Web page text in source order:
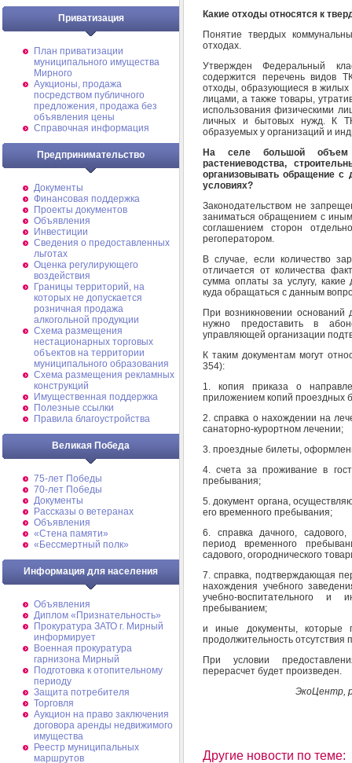
Приватизация
План приватизации
муниципального имущества
Мирного
Аукционы, продажа
посредством публичного
предложения, продажа без
объявления цены
Справочная информация
Предпринимательство
Документы
Финансовая поддержка
Проекты документов
Объявления
Инвестиции
Сведения о предоставленных
льготах
Оценка регулирующего
воздействия
Границы территорий, на
которых не допускается
розничная продажа
алкогольной продукции
Схема размещения
нестационарных торговых
объектов на территории
муниципального образования
Схема размещения рекламных
конструкций
Имущественная поддержка
Полезные ссылки
Правила благоустройства
Великая Победа
75-лет Победы
70-лет Победы
Документы
Рассказы о ветеранах
Объявления
«Стена памяти»
«Бессмертный полк»
Информация для населения
Объявления
Диплом «Признательность»
Прокуратура ЗАТО г. Мирный
информирует
Военная прокуратура
гарнизона Мирный
Подготовка к отопительному
периоду
Защита потребителя
Торговля
Аукцион на право заключения
договора аренды недвижимого
имущества
Реестр муниципальных
маршрутов
Какие отходы относятся к
Понятие твердых
отходах.
Утвержден Федеральный
содержится перечень видов
отходы, образующиеся в жилых
лицами, а также товары,
использования физическими
личных и бытовых нужд. К
образуемых у организаций и
На селе большой объем
растениеводства,
организовывать обращение
условиях?
Законодательством не
заниматься обращением с
соглашением сторон
регоператором.
В случае, если количество
отличается от количества
сумма оплаты за услугу,
куда обращаться c данным
При возникновении оснований
нужно предоставить в
управляющей организации
К таким документам могут
354):
1. копия приказа о
приложением копий проездных
2. справка о нахождении на
санаторно-курортном лечении;
3. проездные билеты,
4. счета за проживание в
пребывания;
5. документ органа,
его временного пребывания;
6. справка дачного,
период временного
садового, огороднического
7. справка, подтверждающая
нахождения учебного
учебно-воспитательного и
пребыванием;
и иные документы, которые
продолжительность
При условии
перерасчет будет произведен.
ЭкоЦентр,
Другие новости по теме: